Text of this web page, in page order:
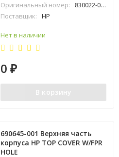
Оригинальный номер:
830022-001
Поставщик:
HP
Нет в наличии
0₽
В корзину
690645-001 Верхняя часть
корпуса HP TOP COVER W/FPR
HOLE